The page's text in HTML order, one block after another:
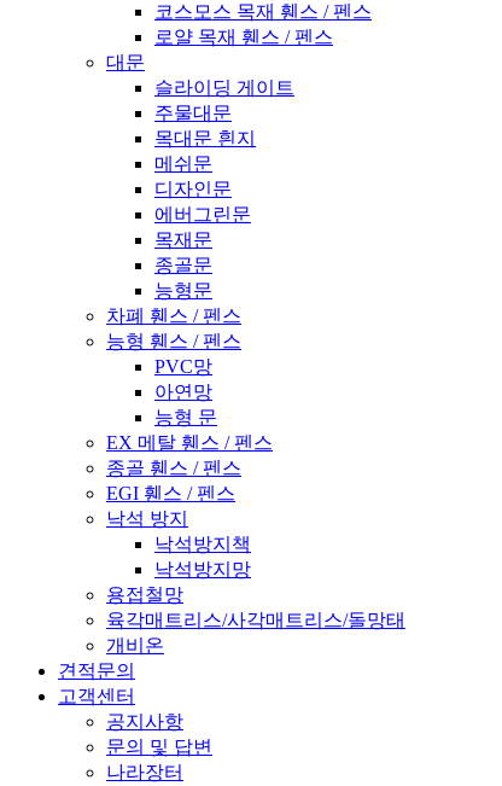
코스모스 목재 휀스 / 펜스
로얄 목재 휀스 / 펜스
대문
슬라이딩 게이트
주물대문
목대문 흰지
메쉬문
디자인문
에버그린문
목재문
종골문
능형문
차폐 휀스 / 펜스
능형 휀스 / 펜스
PVC망
아연망
능형 문
EX 메탈 휀스 / 펜스
종골 휀스 / 펜스
EGI 휀스 / 펜스
낙석 방지
낙석방지책
낙석방지망
용접철망
육각매트리스/사각매트리스/돌망태
개비온
견적문의
고객센터
공지사항
문의 및 답변
나라장터